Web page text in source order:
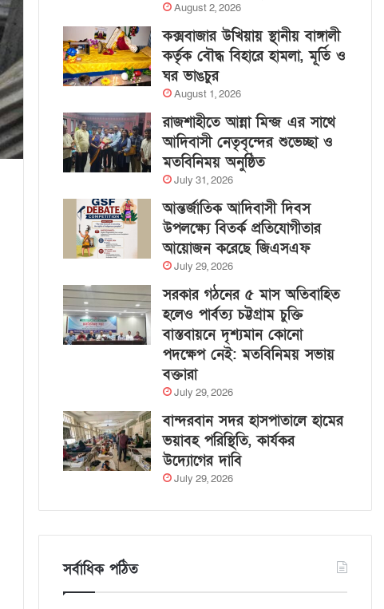
August 2, 2026
কক্সবাজার উখিয়ায় স্থানীয় বাঙ্গালী
কর্তৃক বৌদ্ধ বিহারে হামলা, মূর্তি ও
ঘর ভাঙচুর
August 1, 2026
রাজশাহীতে আন্না মিন্জ এর সাথে
আদিবাসী নেতৃবৃন্দের শুভেচ্ছা ও
মতবিনিময় অনুষ্ঠিত
July 31, 2026
আন্তর্জাতিক আদিবাসী দিবস
উপলক্ষ্যে বিতর্ক প্রতিযোগীতার
আয়োজন করেছে জিএসএফ
July 29, 2026
সরকার গঠনের ৫ মাস অতিবাহিত
হলেও পার্বত্য চট্টগ্রাম চুক্তি
বাস্তবায়নে দৃশ্যমান কোনো
পদক্ষেপ নেই: মতবিনিময় সভায়
বক্তারা
July 29, 2026
বান্দরবান সদর হাসপাতালে হামের
ভয়াবহ পরিস্থিতি, কার্যকর
উদ্যোগের দাবি
July 29, 2026
সর্বাধিক পঠিত